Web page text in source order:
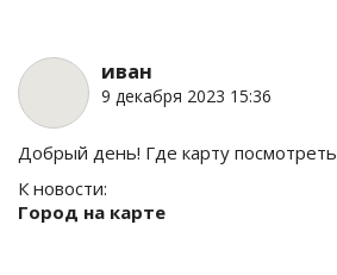
иван
9 декабря 2023 15:36
Добрый день! Где карту
К новости:
Город на карте